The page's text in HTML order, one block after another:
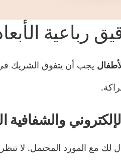
رباعية
يجب أن يتفوق الشريك في
والشفافية
لك مع المورد المحتمل. لا